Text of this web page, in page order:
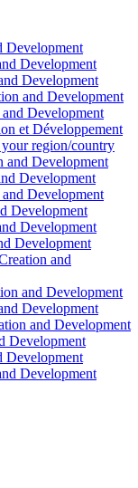
Development
Development
Development
and Development
Development
et Développement
region/country
and Development
Development
Development
Development
Development
Development
and
and Development
Development
and Development
Development
Development
Development